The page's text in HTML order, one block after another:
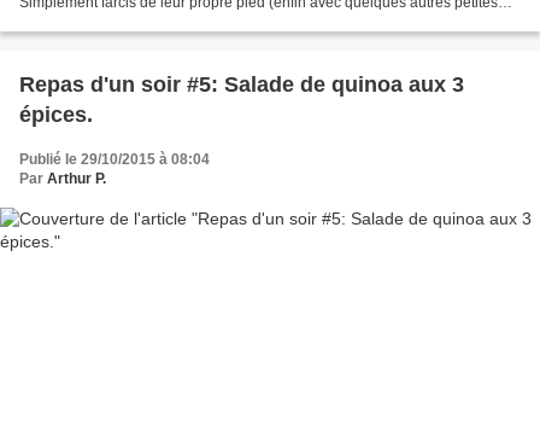
Repas d'un soir #5: Salade de quinoa aux 3
épices.
Publié le 29/10/2015 à 08:04
Par Arthur P.